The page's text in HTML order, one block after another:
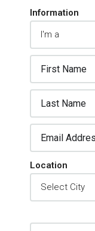
Information
Location